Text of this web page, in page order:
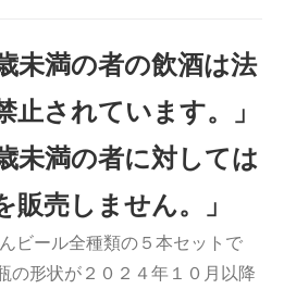
未満の者の飲酒は法
止されています。」
未満の者に対しては
販売しません。」
ビール全種類の５本セットで
の形状が２０２４年１０月以降